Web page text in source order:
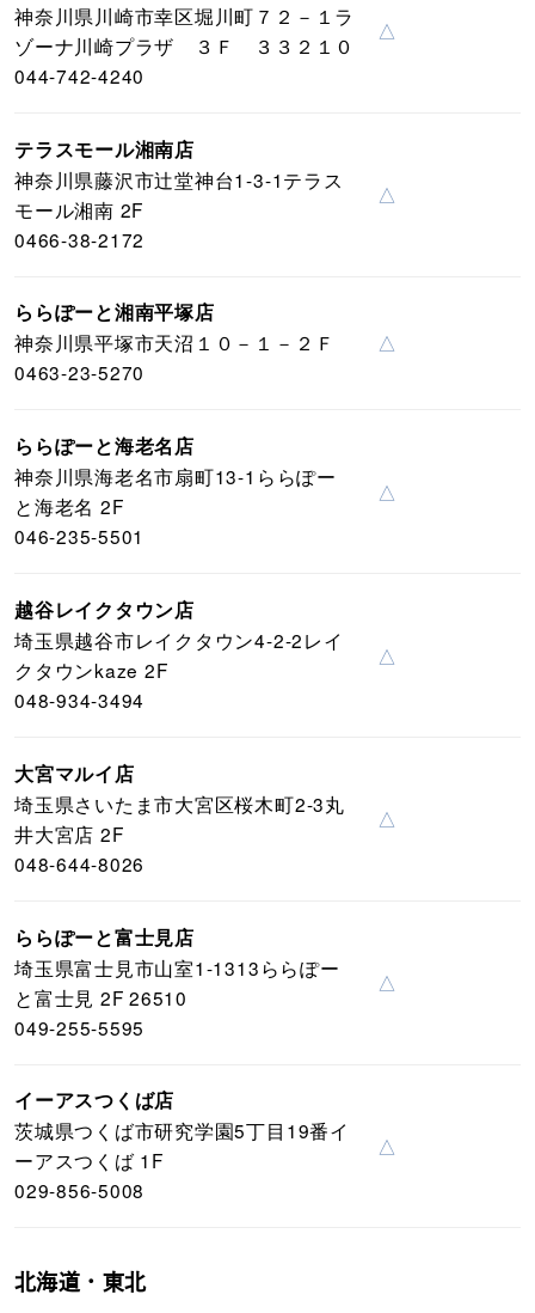
神奈川県川崎市幸区堀川町７２－１ラ
ゾーナ川崎プラザ ３Ｆ ３３２１０
044-742-4240
△
テラスモール湘南店
神奈川県藤沢市辻堂神台1-3-1テラス
モール湘南 2F
0466-38-2172
△
ららぽーと湘南平塚店
神奈川県平塚市天沼１０－１－２Ｆ
0463-23-5270
△
ららぽーと海老名店
神奈川県海老名市扇町13-1ららぽー
と海老名 2F
046-235-5501
△
越谷レイクタウン店
埼玉県越谷市レイクタウン4-2-2レイ
クタウンkaze 2F
048-934-3494
△
大宮マルイ店
埼玉県さいたま市大宮区桜木町2-3丸
井大宮店 2F
048-644-8026
△
ららぽーと富士見店
埼玉県富士見市山室1-1313ららぽー
と富士見 2F 26510
049-255-5595
△
イーアスつくば店
茨城県つくば市研究学園5丁目19番イ
ーアスつくば 1F
029-856-5008
△
北海道・東北